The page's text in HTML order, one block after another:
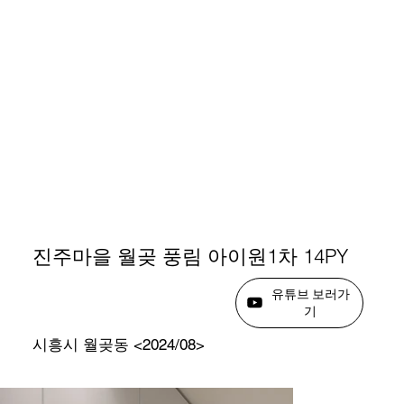
진주마을 월곶 풍림 아이원1차 14PY
유튜브 보러가
기
시흥시 월곶동 <2024/08>